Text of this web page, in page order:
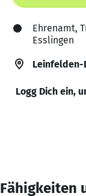
Ehrenamt,
Esslingen
Leinfelden-
Logg Dich ein,
Fähigkeiten